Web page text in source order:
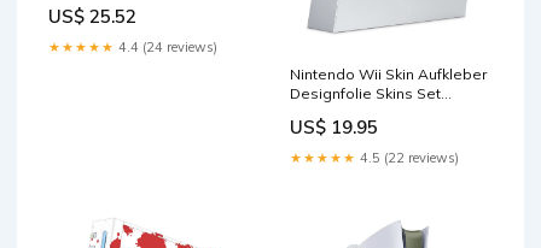
Packungsgröße_2X600 ml
US$ 25.52
★★★★★ 4.4 (24 reviews)
Nintendo Wii Skin Aufkleber
Designfolie Skins Set
US$ 19.95
★★★★★ 4.5 (22 reviews)